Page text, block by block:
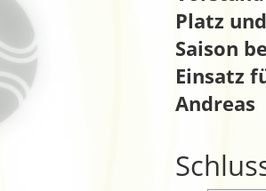
Platz
Saison
Einsatz
Andreas